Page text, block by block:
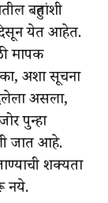
बहुतांशी
येत आहेत.
मापक
अशा सूचना
असला,
पुन्हा
जात आहे.
शक्यता
नये.